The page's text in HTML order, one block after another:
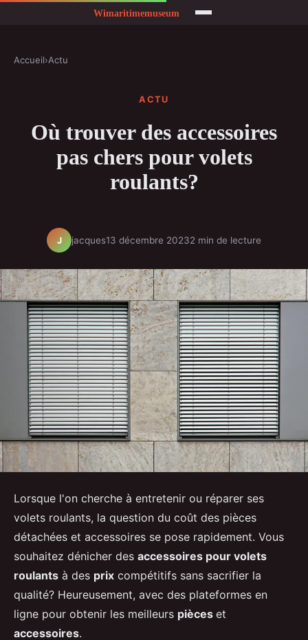
Accueil›Actu
ACTU
Où trouver des accessoires
pas chers pour volets
roulants?
J jacques13 décembre 20232 min de lecture
Lorsque l'on cherche à entretenir ou réparer ses
volets roulants, la question du coût des pièces
détachées et accessoires se pose rapidement. Vous
souhaitez dénicher des accessoires pour volets
roulants à des prix compétitifs sans sacrifier la
qualité? Heureusement, avec des plateformes en
ligne pour obtenir les meilleurs pièces et
accessoires.